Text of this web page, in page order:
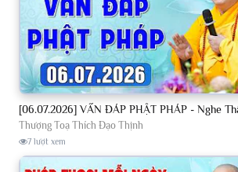
Thượng Toạ Thích Đạo Thịnh
7 lượt xem